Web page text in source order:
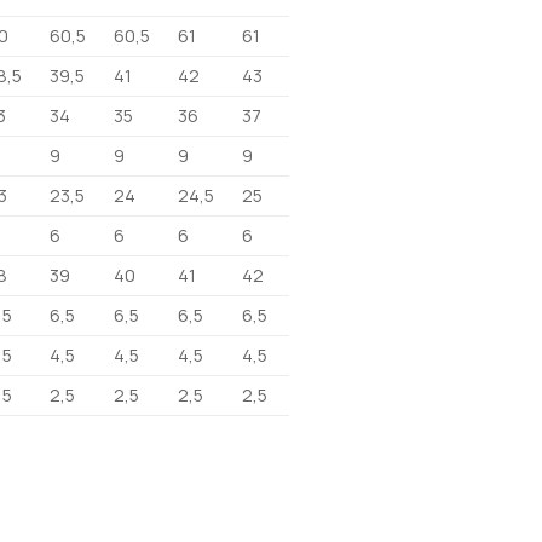
60,5 60,5 61
61
39,5 41 42
43
34 35 36
37
9
9 9
9
23,5 24 24,5
25
6
6 6
6
39 40 41
42
6,5 6,5 6,5
6,5
4,5 4,5 4,5
4,5
2,5 2,5 2,5 2,5